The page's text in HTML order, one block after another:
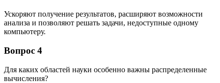
Ускоряют получение результатов, расширяют возможности
анализа и позволяют решать задачи, недоступные одному
компьютеру.
Вопрос 4
Для каких областей науки особенно важны распределенные
вычисления?